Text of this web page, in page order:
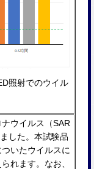
照射でのウイル
ウイルス（SAR
した。本試験品
いたウイルスに
れます。なお、